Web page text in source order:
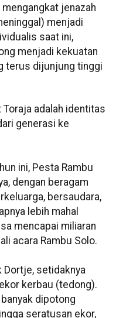
jenazah
menjadi
saat ini,
menjadi kekuatan
terus dijunjung tinggi
adalah identitas
generasi ke
ini, Pesta Rambu
dengan beragam
bersaudara,
lebih mahal
mencapai miliaran
acara Rambu Solo.
Dortje, setidaknya
kerbau (tedong).
dipotong
seratusan ekor,